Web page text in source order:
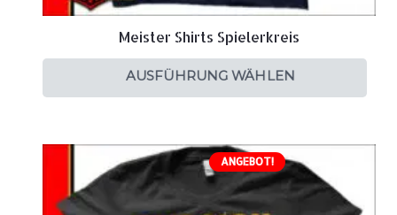
Meister Shirts Spielerkreis
AUSFÜHRUNG WÄHLEN
ANGEBOT!